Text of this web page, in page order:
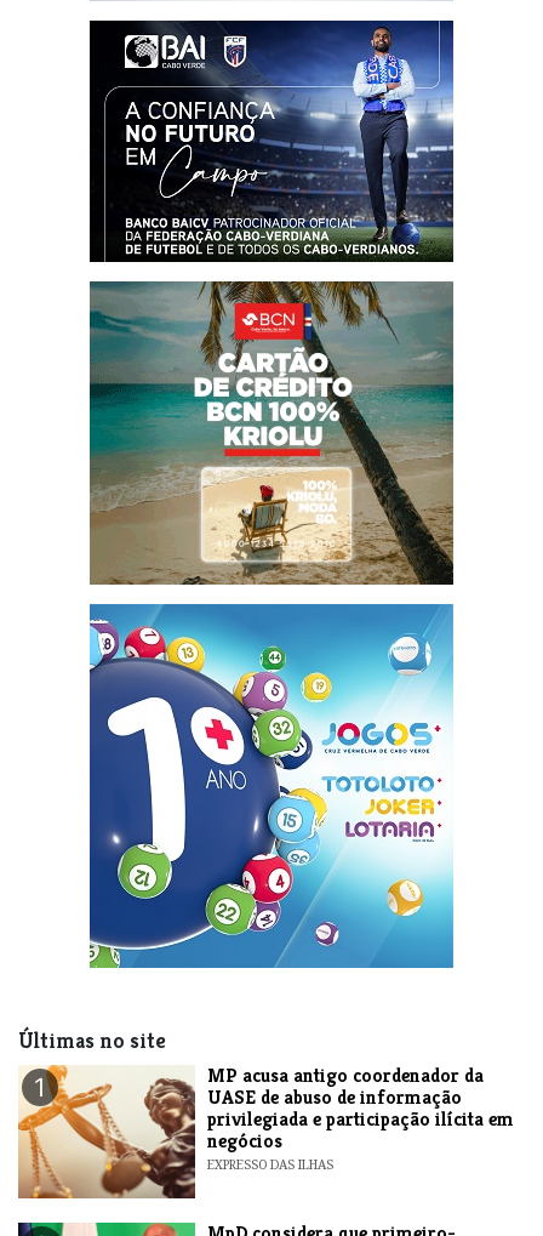
Últimas no site
1
MP acusa antigo coordenador da
UASE de abuso de informação
privilegiada e participação ilícita em
negócios
EXPRESSO DAS ILHAS